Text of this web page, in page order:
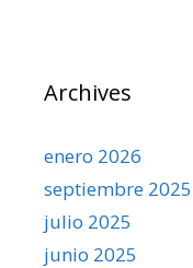
Archives
enero 2026
septiembre 2025
julio 2025
junio 2025